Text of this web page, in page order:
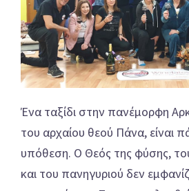
Ένα ταξίδι στην πανέμορφη
του αρχαίου θεού Πάνα, είναι
υπόθεση. Ο Θεός της φύσης,
και του πανηγυριού δεν